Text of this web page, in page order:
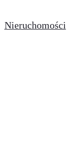
Nieruchomości